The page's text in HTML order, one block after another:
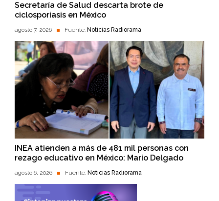
Secretaría de Salud descarta brote de
ciclosporiasis en México
agosto 7, 2026 Fuente: Noticias Radiorama
INEA atienden a más de 481 mil personas con
rezago educativo en México: Mario Delgado
agosto 6, 2026 Fuente: Noticias Radiorama